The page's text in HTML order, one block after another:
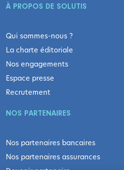
À PROPOS DE SOLUTIS
Qui sommes-nous ?
La charte éditoriale
Nos engagements
Espace presse
Recrutement
NOS PARTENAIRES
Nos partenaires bancaires
Nos partenaires assurances